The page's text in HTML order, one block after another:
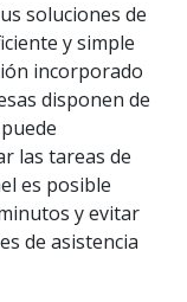
soluciones de
y simple
incorporado
disponen de
las tareas de
es posible
y evitar
de asistencia